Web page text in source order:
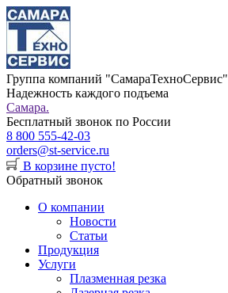
Группа компаний "СамараТехноСервис"
Надежность каждого подъема
Самара.
Бесплатный звонок по России
8 800 555-42-03
orders@st-service.ru
В корзине пусто!
Обратный звонок
О компании
Новости
Статьи
Продукция
Услуги
Плазменная резка